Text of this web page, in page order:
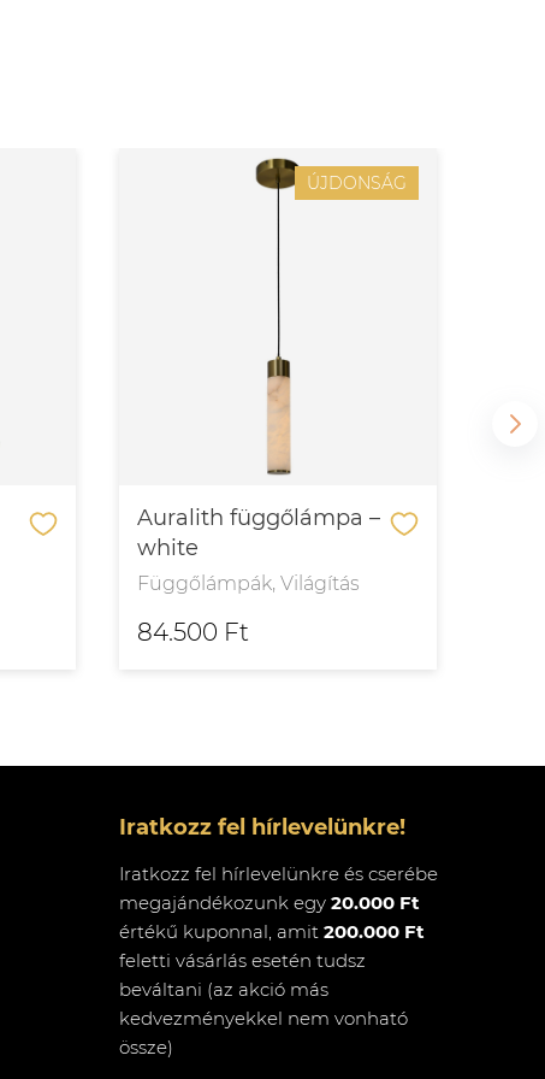
ÚJDONSÁG
Auralith függőlámpa –
white
Függőlámpák, Világítás
84.500 Ft
Iratkozz fel hírlevelünkre!
Iratkozz fel hírlevelünkre és cserébe
megajándékozunk egy 20.000 Ft
értékű kuponnal, amit200.000 Ft
feletti vásárlás esetén tudsz
beváltani (az akció más
kedvezményekkel nem vonható
össze)